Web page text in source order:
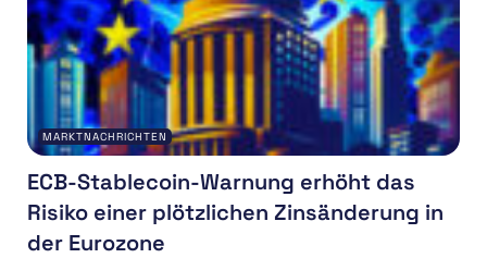
MARKTNACHRICHTEN
ECB-Stablecoin-Warnung erhöht das
Risiko einer plötzlichen Zinsänderung in
der Eurozone